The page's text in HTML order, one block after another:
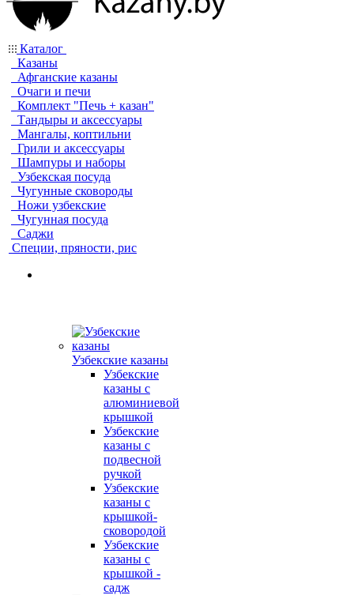
Каталог
Казаны
Афганские казаны
Очаги и печи
Комплект "Печь + казан"
Тандыры и аксессуары
Мангалы, коптильни
Грили и аксессуары
Шампуры и наборы
Узбекская посуда
Чугунные сковороды
Ножи узбекские
Чугунная посуда
Саджи
Специи, пряности, рис
Узбекские казаны
Узбекские
казаны с
алюминиевой
крышкой
Узбекские
казаны с
подвесной
ручкой
Узбекские
казаны с
крышкой-
сковородой
Узбекские
казаны с
крышкой -
садж